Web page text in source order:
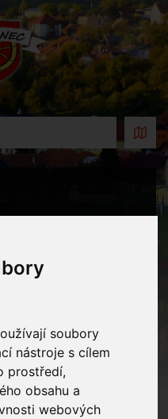
soubory
nástroje s cílem
prostředí,
obsahu a
webových